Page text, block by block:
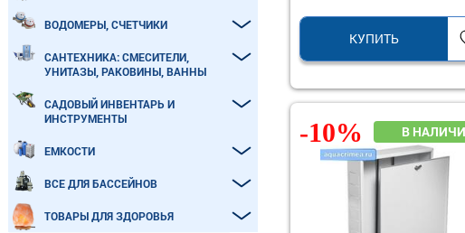
КУПИТЬ
-10%
ВОДОМЕРЫ, СЧЕТЧИКИ
САНТЕХНИКА: СМЕСИТЕЛИ,
УНИТАЗЫ, РАКОВИНЫ, ВАННЫ
САДОВЫЙ ИНВЕНТАРЬ И
ИНСТРУМЕНТЫ
ЕМКОСТИ
ВСЕ ДЛЯ БАССЕЙНОВ
ТОВАРЫ ДЛЯ ЗДОРОВЬЯ